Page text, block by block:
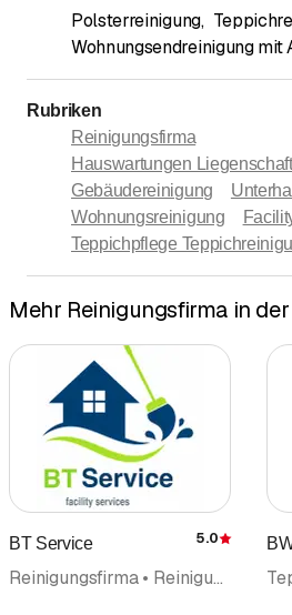
Polsterreinigung,
Wohnungsendreinigung mit
Rubriken
Reinigungsfirma
Hauswartungen
Gebäudereinigung
Wohnungsreinigung
Teppichpflege
Mehr Reinigungsfirma in
BT Service 5.0
Reinigungsfirma • Reinigungsunternehmung • Hauswartungen Liegenschaftenservice • Gebäudereinigung • Unterhaltsreinigung • Wohnungsreinigung • Räumungen • Textilreinigung • Reinigungsmaschinen Reinigungsgeräte • Reinigungsprodukte